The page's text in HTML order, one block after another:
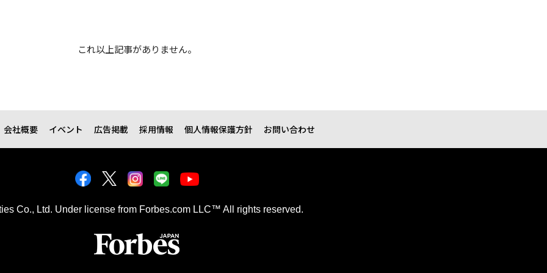
これ以上記事がありません。
会社概要 イベント 広告掲載 採用情報 個人情報保護方針 お問い合わせ
Co., Ltd. Under license from Forbes.com LLC™ All rights reserved.